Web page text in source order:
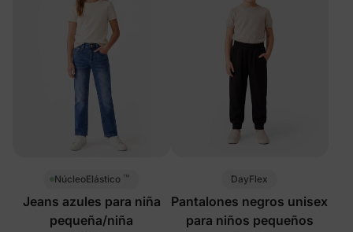
NúcleoElástico ™
Jeans azules para niña
pequeña/niña
DayFlex
Pantalones negros unisex
para niños pequeños